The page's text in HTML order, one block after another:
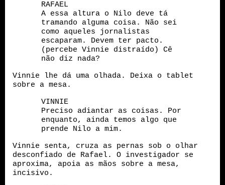
RAFAEL
A essa altura o Nilo deve tá
tramando alguma coisa. Não sei
como aqueles jornalistas
escaparam. Devem ter pacto.
(percebe Vinnie distraído) Cê
não diz nada?
Vinnie lhe dá uma olhada. Deixa o tablet
sobre a mesa.
VINNIE
Preciso adiantar as coisas. Por
enquanto, ainda temos algo que
prende Nilo a mim.
Vinnie senta, cruza as pernas sob o olhar
desconfiado de Rafael. O investigador se
aproxima, apoia as mãos sobre a mesa,
incisivo.